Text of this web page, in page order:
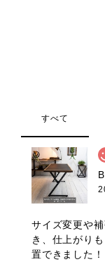
すべて
サイズ変更や
き、仕上がり
置できました